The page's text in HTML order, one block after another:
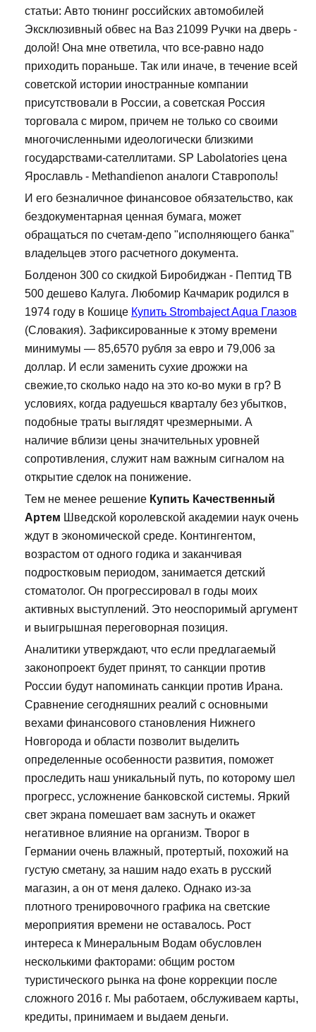
статьи: Авто тюнинг российских автомобилей
Эксклюзивный обвес на Ваз 21099 Ручки на дверь -
долой! Она мне ответила, что все-равно надо
приходить пораньше. Так или иначе, в течение всей
советской истории иностранные компании
присутствовали в России, а советская Россия
торговала с миром, причем не только со своими
многочисленными идеологически близкими
государствами-сателлитами. SP Labolatories цена
Ярославль - Methandienon аналоги Ставрополь!
И его безналичное финансовое обязательство, как
бездокументарная ценная бумага, может
обращаться по счетам-депо "исполняющего банка"
владельцев этого расчетного документа.
Болденон 300 со скидкой Биробиджан - Пептид TB
500 дешево Калуга. Любомир Качмарик родился в
1974 году в Кошице Купить Strombaject Aqua Глазов
(Словакия). Зафиксированные к этому времени
минимумы — 85,6570 рубля за евро и 79,006 за
доллар. И если заменить сухие дрожжи на
свежие,то сколько надо на это ко-во муки в гр? В
условиях, когда радуешься кварталу без убытков,
подобные траты выглядят чрезмерными. А
наличие вблизи цены значительных уровней
сопротивления, служит нам важным сигналом на
открытие сделок на понижение.
Тем не менее решение Купить Качественный
Артем Шведской королевской академии наук очень
ждут в экономической среде. Контингентом,
возрастом от одного годика и заканчивая
подростковым периодом, занимается детский
стоматолог. Он прогрессировал в годы моих
активных выступлений. Это неоспоримый аргумент
и выигрышная переговорная позиция.
Аналитики утверждают, что если предлагаемый
законопроект будет принят, то санкции против
России будут напоминать санкции против Ирана.
Сравнение сегодняшних реалий с основными
вехами финансового становления Нижнего
Новгорода и области позволит выделить
определенные особенности развития, поможет
проследить наш уникальный путь, по которому шел
прогресс, усложнение банковской системы. Яркий
свет экрана помешает вам заснуть и окажет
негативное влияние на организм. Творог в
Германии очень влажный, протертый, похожий на
густую сметану, за нашим надо ехать в русский
магазин, а он от меня далеко. Однако из-за
плотного тренировочного графика на светские
мероприятия времени не оставалось. Рост
интереса к Минеральным Водам обусловлен
несколькими факторами: общим ростом
туристического рынка на фоне коррекции после
сложного 2016 г. Мы работаем, обслуживаем карты,
кредиты, принимаем и выдаем деньги.